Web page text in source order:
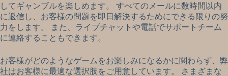
してギャンブルを楽しめます。 すべてのメールに数時間以内
に返信し、お客様の問題を即日解決するためにできる限りの努
力をします。 また、ライブチャットや電話でサポートチーム
に連絡することもできます。
お客様がどのようなゲームをお楽しみになるかに関わらず、弊
社はお客様に最適な選択肢をご用意しています。 さまざまな